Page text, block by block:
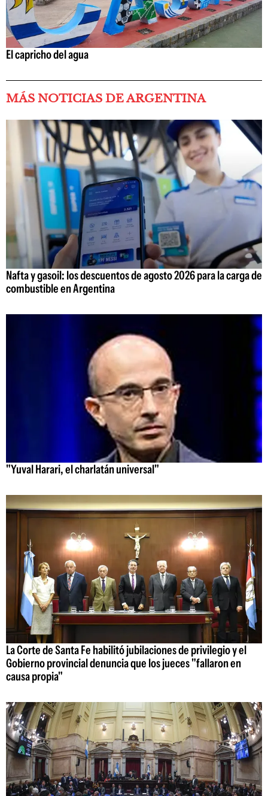
El capricho del agua
MÁS NOTICIAS DE ARGENTINA
Nafta y gasoil: los descuentos de agosto 2026 para la carga de
combustible en Argentina
"Yuval Harari, el charlatán universal"
La Corte de Santa Fe habilitó jubilaciones de privilegio y el
Gobierno provincial denuncia que los jueces "fallaron en
causa propia"